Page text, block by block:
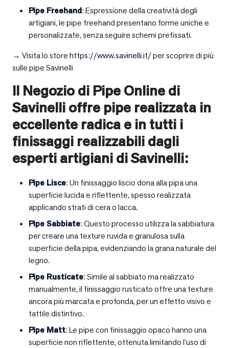
Pipe Freehand: Espressione della creatività degli
artigiani, le pipe freehand presentano forme uniche e
personalizzate, senza seguire schemi prefissati.
→ Visita lo storehttps://www.savinelli.it/per scoprire di più
sulle pipe Savinelli
Il Negozio di Pipe Online di
Savinelli offre pipe realizzata in
eccellente radica e in tutti i
finissaggi realizzabili dagli
esperti artigiani di Savinelli:
Pipe Lisce: Un finissaggio liscio dona alla pipa una
superficie lucida e riflettente, spesso realizzata
applicando strati di cera o lacca.
Pipe Sabbiate: Questo processo utilizza la sabbiatura
per creare una texture ruvida e granulosa sulla
superficie della pipa, evidenziando la grana naturale del
legno.
Pipe Rusticate: Simile al sabbiato ma realizzato
manualmente, il finissaggio rusticato offre una texture
ancora più marcata e profonda, per un effetto visivo e
tattile distintivo.
Pipe Matt: Le pipe con finissaggio opaco hanno una
superficie non riflettente, ottenuta limitando l’uso di